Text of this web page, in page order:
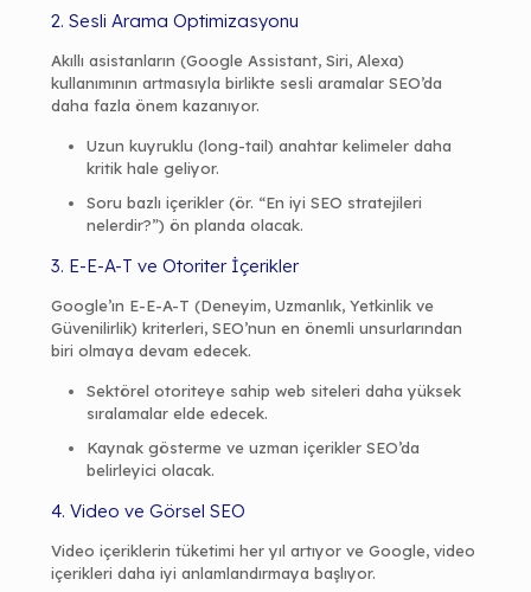
2. Sesli Arama Optimizasyonu
Akıllı asistanların (Google Assistant, Siri, Alexa)
kullanımının artmasıyla birlikte sesli aramalar SEO’da
daha fazla önem kazanıyor.
Uzun kuyruklu (long-tail) anahtar kelimeler daha
kritik hale geliyor.
Soru bazlı içerikler (ör. “En iyi SEO stratejileri
nelerdir?”) ön planda olacak.
3. E-E-A-T ve Otoriter İçerikler
Google’ın E-E-A-T (Deneyim, Uzmanlık, Yetkinlik ve
Güvenilirlik) kriterleri, SEO’nun en önemli unsurlarından
biri olmaya devam edecek.
Sektörel otoriteye sahip web siteleri daha yüksek
sıralamalar elde edecek.
Kaynak gösterme ve uzman içerikler SEO’da
belirleyici olacak.
4. Video ve Görsel SEO
Video içeriklerin tüketimi her yıl artıyor ve Google, video
içerikleri daha iyi anlamlandırmaya başlıyor.